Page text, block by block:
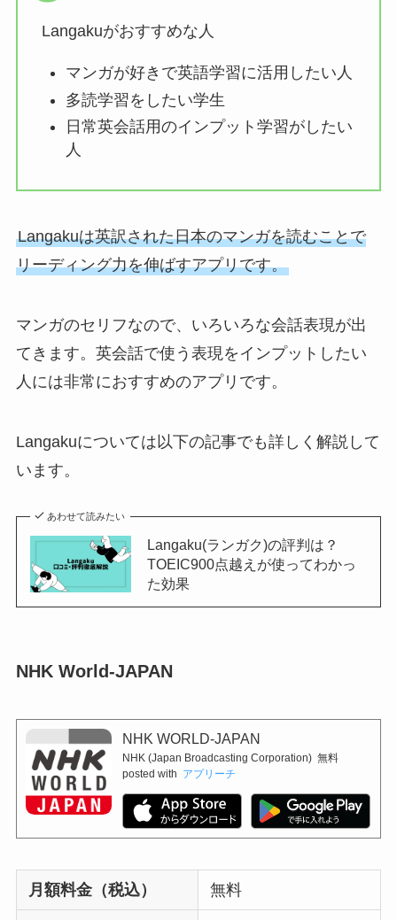
Langakuがおすすめな人
マンガが好きで英語学習に活用したい人
多読学習をしたい学生
日常英会話用のインプット学習がしたい
人
Langakuは英訳された日本のマンガを読むことで
リーディング力を伸ばすアプリです。
マンガのセリフなので、いろいろな会話表現が出
てきます。英会話で使う表現をインプットしたい
人には非常におすすめのアプリです。
Langakuについては以下の記事でも詳しく解説して
います。
あわせて読みたい
Langaku(ランガク)の評判は？
TOEIC900点越えが使ってわかっ
た効果
NHK World-JAPAN
NHK WORLD-JAPAN
NHK (Japan Broadcasting Corporation) 無料
posted with アプリーチ
月額料金（税込） 無料